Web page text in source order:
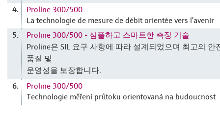
4.
Proline 300/500
La technologie de mesure de débit orientée vers l’avenir
5.
Proline 300/500 - 심플하고 스마트한 측정 기술
Proline은 SIL 요구 사항에 따라 설계되었으며 최고의 안
품질 및
운영성을 보장합니다.
6.
Proline 300/500
Technologie měření průtoku orientovaná na budoucnost